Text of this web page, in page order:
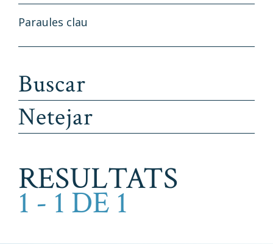
Paraules clau
RESULTATS
1 - 1 DE 1